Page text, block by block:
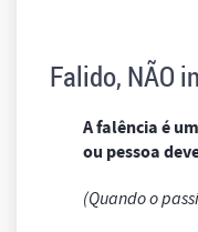
Falido, NÃO
A falência é
ou pessoa
(Quando o